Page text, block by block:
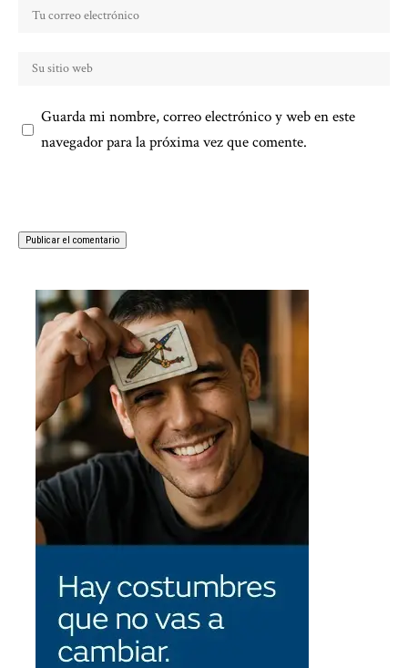
Guarda mi nombre, correo electrónico y web en este
navegador para la próxima vez que comente.